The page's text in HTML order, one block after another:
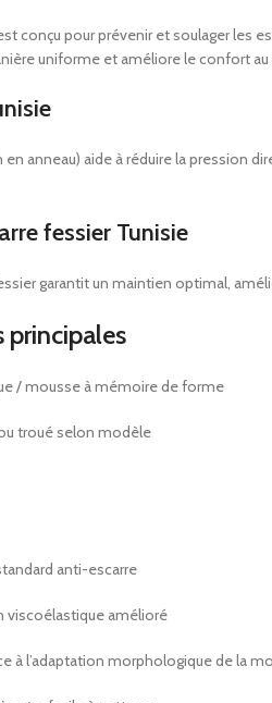
conçu pour prévenir et soulager les
uniforme et améliore le confort
anneau) aide à réduire la pression
fessier Tunisie
garantit un maintien optimal,
principales
/ mousse à mémoire de forme
troué selon modèle
anti-escarre
viscoélastique amélioré
à l’adaptation morphologique de la